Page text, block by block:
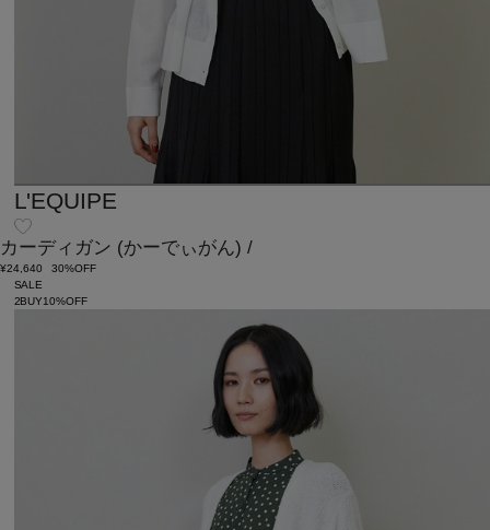
L'EQUIPE
カーディガン (かーでぃがん) /
¥24,640
30%OFF
SALE
2BUY10%OFF